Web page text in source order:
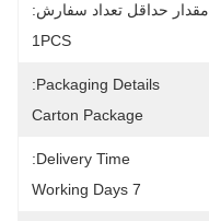
مقدار حداقل تعداد سفارش:
1PCS
Packaging Details:
Carton Package
Delivery Time:
7 Working Days